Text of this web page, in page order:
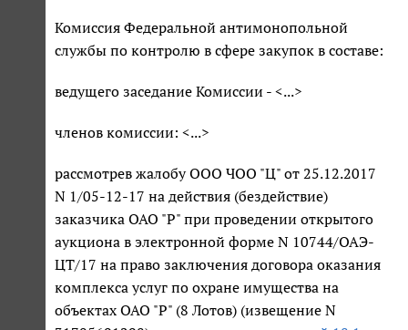
Комиссия Федеральной антимонопольной
службы по контролю в сфере закупок в составе:
ведущего заседание Комиссии - <...>
членов комиссии: <...>
рассмотрев жалобу ООО ЧОО "Ц" от 25.12.2017
N 1/05-12-17 на действия (бездействие)
заказчика ОАО "Р" при проведении открытого
аукциона в электронной форме N 10744/ОАЭ-
ЦТ/17 на право заключения договора оказания
комплекса услуг по охране имущества на
объектах ОАО "Р" (8 Лотов) (извещение N